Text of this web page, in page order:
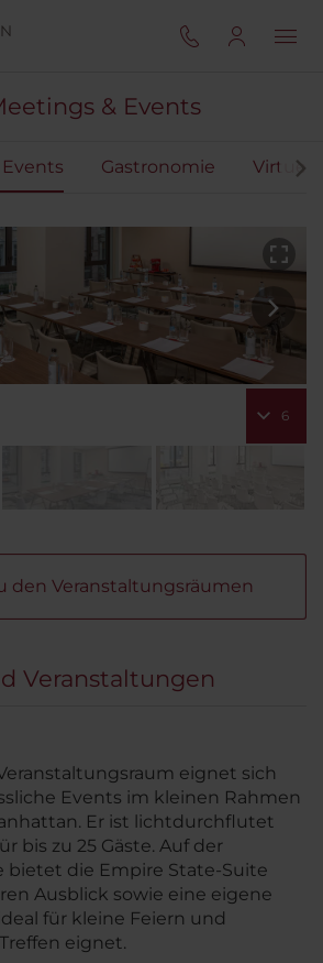
& Events
Gastronomie
6
den Veranstaltungsräumen
Veranstaltungen
eignet sich
Events im kleinen Rahmen
Er ist lichtdurchflutet
bis zu 25 Gäste. Auf der
bietet die Empire State-Suite
Ausblick sowie eine eigene
für kleine Feiern und
eignet.